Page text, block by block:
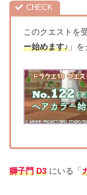
このクエストを
ー始めます♪ 」
獅子門 D3 にいる「